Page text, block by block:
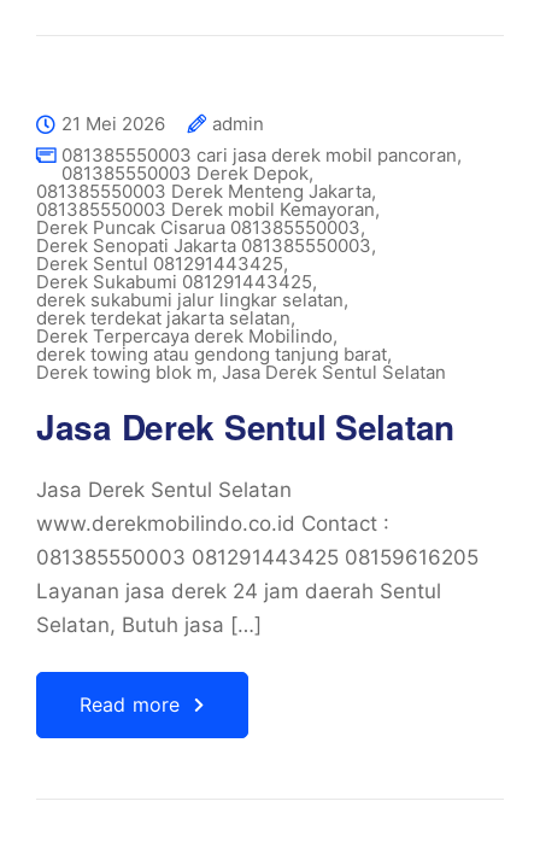
21 Mei 2026
admin
081385550003 cari jasa derek mobil pancoran,
081385550003 Derek Depok,
081385550003 Derek Menteng Jakarta,
081385550003 Derek mobil Kemayoran,
Derek Puncak Cisarua 081385550003,
Derek Senopati Jakarta 081385550003,
Derek Sentul 081291443425,
Derek Sukabumi 081291443425,
derek sukabumi jalur lingkar selatan,
derek terdekat jakarta selatan,
Derek Terpercaya derek Mobilindo,
derek towing atau gendong tanjung barat,
Derek towing blok m, Jasa Derek Sentul Selatan
Jasa Derek Sentul Selatan
Jasa Derek Sentul Selatan
www.derekmobilindo.co.id Contact :
081385550003 081291443425 08159616205
Layanan jasa derek 24 jam daerah Sentul
Selatan, Butuh jasa […]
Read more